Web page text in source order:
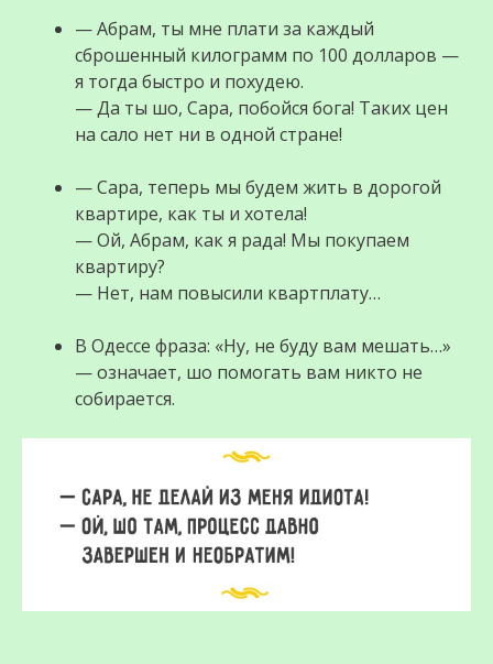
— Абрам, ты мне плати за каждый
сброшенный килограмм по 100 долларов —
я тогда быстро и похудею.
— Да ты шо, Сара, побойся бога! Таких цен
на сало нет ни в одной стране!
— Саpа, теперь мы будем жить в дорогой
кваpтиpе, как ты и хотела!
— Ой, Абpам, как я pада! Мы покупаем
квартиру?
— Hет, нам повысили квартплату…
В Одессе фраза: «Ну, не буду вам мешать…»
— означает, шо помогать вам никто не
собирается.